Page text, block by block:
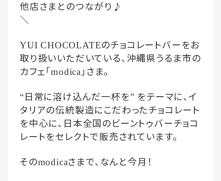
他店さまとのつながり♪
＼
YUI CHOCOLATEのチョコレートバーをお
取り扱いいただいている、沖縄県うるま市の
カフェ「modica」さま。
“日常に溶け込んだ一杯を” をテーマに、イ
タリアの伝統製造にこだわったチョコレート
を中心に、日本全国のビーントゥバーチョコ
レートをセレクトで販売されています。
そのmodicaさまで、なんと今月！